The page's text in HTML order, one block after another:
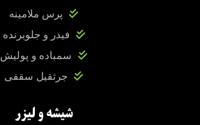
پرس ملامینه
فیدر و جلوبرنده
سمباده و پولیش
جرثقیل سقفی
شیشه و لیزر